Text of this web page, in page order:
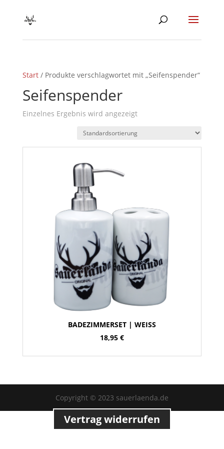
Start/ Produkte verschlagwortet mit „Seifenspender“
Seifenspender
Einzelnes Ergebnis wird angezeigt
BADEZIMMERSET | WEISS
18,95 €
Copyright © 2023 sauerlaenda.de
Vertrag widerrufen